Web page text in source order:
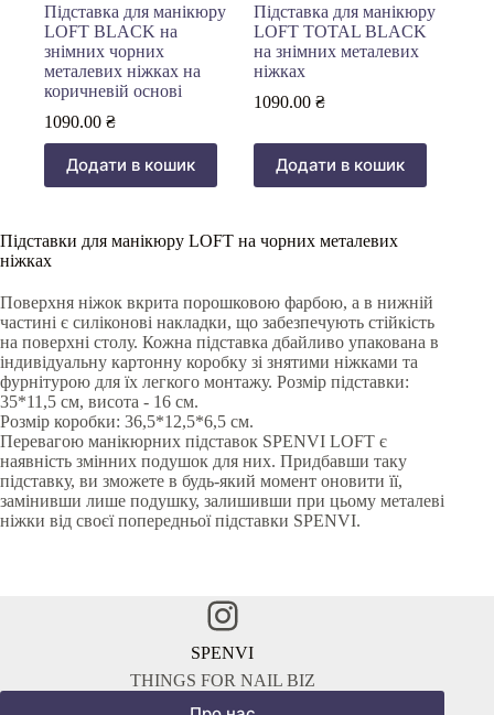
Підставка для манікюру
LOFT BLACK на
знімних чорних
металевих ніжках на
коричневій основі
1090.00 ₴
Додати в кошик
Підставка для манікюру
LOFT TOTAL BLACK
на знімних металевих
ніжках
1090.00 ₴
Додати в кошик
Підставки для манікюру LOFT на чорних металевих
ніжках
Поверхня ніжок вкрита порошковою фарбою, а в нижній
частині є силіконові накладки, що забезпечують стійкість
на поверхні столу. Кожна підставка дбайливо упакована в
індивідуальну картонну коробку зі знятими ніжками та
фурнітурою для їх легкого монтажу. Розмір підставки:
35*11,5 см, висота - 16 см.
Розмір коробки: 36,5*12,5*6,5 см.
Перевагою манікюрних підставок SPENVI LOFT є
наявність змінних подушок для них. Придбавши таку
підставку, ви зможете в будь-який момент оновити її,
замінивши лише подушку, залишивши при цьому металеві
ніжки від своєї попередньої підставки SPENVI.
Instagram
SPENVI
THINGS FOR NAIL BIZ